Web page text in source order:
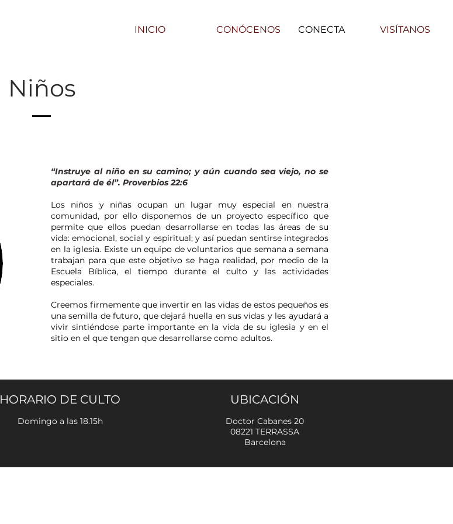
INICIO CONÓCENOS CONECTA VISÍTANOS
Niños
“Instruye al niño en su camino; y aún cuando sea viejo, no se
apartará de él”. Proverbios 22:6
Los niños y niñas ocupan un lugar muy especial en nuestra
comunidad, por ello disponemos de un proyecto específico que
permite que ellos puedan desarrollarse en todas las áreas de su
vida: emocional, social y espiritual; y así puedan sentirse integrados
en la iglesia. Existe un equipo de voluntarios que semana a semana
trabajan para que este objetivo se haga realidad, por medio de la
Escuela Bíblica, el tiempo durante el culto y las actividades
especiales.
Creemos firmemente que invertir en las vidas de estos pequeños es
una semilla de futuro, que dejará huella en sus vidas y les ayudará a
vivir sintiéndose parte importante en la vida de su iglesia y en el
sitio en el que tengan que desarrollarse como adultos.
HORARIO DE CULTO
Domingo a las 18.15h
UBICACIÓN
Doctor Cabanes 20
08221 TERRASSA
Barcelona